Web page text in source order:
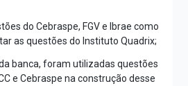
do Cebraspe, FGV e Ibrae como
as questões do Instituto Quadrix;
banca, foram utilizadas questões
e Cebraspe na construção desse